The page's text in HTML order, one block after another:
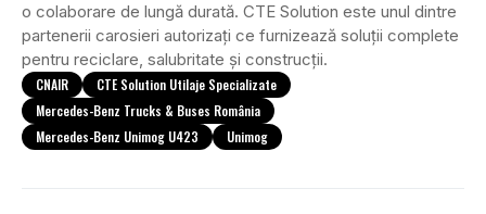
o colaborare de lungă durată. CTE Solution este unul dintre
partenerii carosieri autorizați ce furnizează soluții complete
pentru reciclare, salubritate și construcții.
CNAIR
CTE Solution Utilaje Specializate
Mercedes-Benz Trucks & Buses România
Mercedes-Benz Unimog U423
Unimog